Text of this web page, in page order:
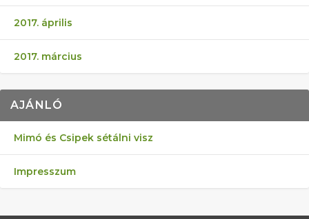
2017. április
2017. március
AJÁNLÓ
Mimó és Csipek sétálni visz
Impresszum